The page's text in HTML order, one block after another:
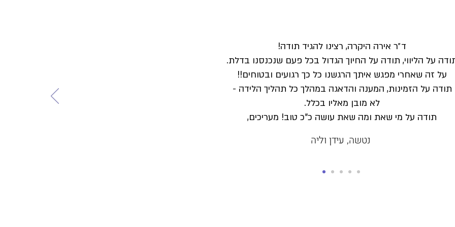
ד״ר אירה היקרה, רצינו להגיד תודה!
על הליווי, תודה על החיוך הגדול בכל פעם שנכנסנו בדלת.
על זה שאחרי מפגש איתך הרגשנו כל כך רגועים ובטוחים!!
תודה על הזמינות, המענה והדאגה במהלך כל תהליך הלידה -
לא מובן מאליו בכלל.
תודה על מי שאת ומה שאת עושה כ"כ טוב! מעריכים,
נטשה, עידן וליה